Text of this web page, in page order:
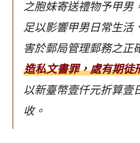
之胞妹寄送禮物予甲男
足以影響甲男日常生活
害於郵局管理郵務之正
造私文書罪，處有期徒
以新臺幣壹仟元折算壹
收。